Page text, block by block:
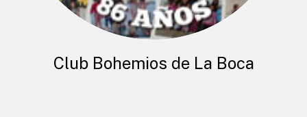
Club Bohemios de La Boca